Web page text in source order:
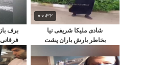
00:32
شادی ملیکا شریفی نیا
بخاطر بارش باران پشت
برف